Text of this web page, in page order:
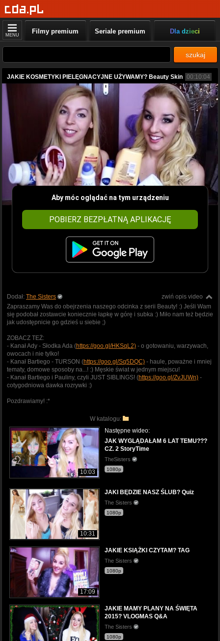
MENU Filmy premium Seriale premium Dla dzieci
szukaj
JAKIE KOSMETYKI PIELĘGNACYJNE UŻYWAMY? Beauty Skin 00:10:04
Aby móc oglądać na tym urządzeniu
POBIERZ BEZPŁATNĄ APLIKACJĘ
zwiń opis video
Dodał: The Sisters
Zapraszamy Was do obejrzenia naszego odcinka z serii Beauty! :) Jeśli Wam
się podobał zostawcie koniecznie łapkę w górę i subka :) Miło nam też będzie
jak udostępnicie go gdzieś u siebie ;)
ZOBACZ TEŻ:
- Kanał Ady - Słodka Ada (https://goo.gl/HKSqL2) - o gotowaniu, warzywach,
owocach i nie tylko!
- Kanał Bartiego - TURSON (https://goo.gl/Sq5DQC) - haule, poważne i mniej
tematy, domowe sposoby na...! :) Męskie świat w jednym miejscu!
- Kanał Bartiego i Pauliny, czyli JUST SIBLINGS! (https://goo.gl/ZvJUWn) -
cotygodniowa dawka rozrywki :)
Pozdrawiamy! :*
W katalogu:
10:03
Następne wideo:
JAK WYGLĄDAŁAM 6 LAT TEMU???
CZ. 2 StoryTime
TheSisters
1080p
10:31
JAKI BĘDZIE NASZ ŚLUB? Quiz
The Sisters
1080p
17:09
JAKIE KSIĄŻKI CZYTAM? TAG
The Sisters
1080p
JAKIE MAMY PLANY NA ŚWIĘTA
2015? VLOGMAS Q&A
The Sisters
1080p